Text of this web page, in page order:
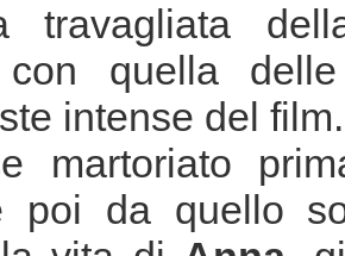
travagliata
con quella
intense del film.
martoriato
poi da quello